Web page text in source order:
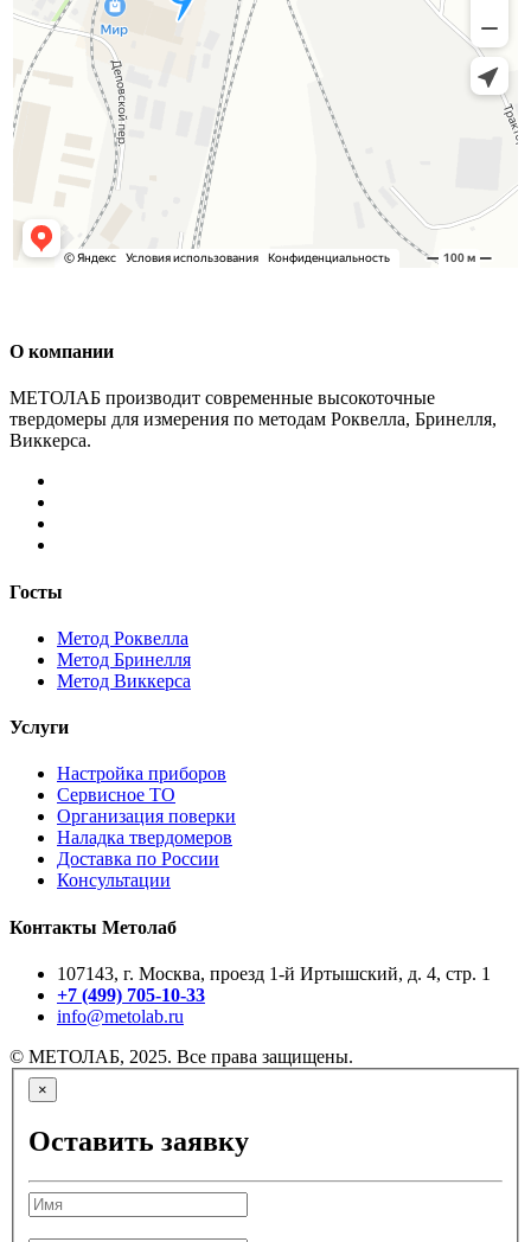
О компании
МЕТОЛАБ производит современные высокоточные
твердомеры для измерения по методам Роквелла, Бринелля,
Виккерса.
Госты
Метод Роквелла
Метод Бринелля
Метод Виккерса
Услуги
Настройка приборов
Сервисное ТО
Организация поверки
Наладка твердомеров
Доставка по России
Консультации
Контакты Метолаб
107143, г. Москва, проезд 1-й Иртышский, д. 4, стр. 1
+7 (499) 705-10-33
info@metolab.ru
© МЕТОЛАБ, 2025. Все права защищены.
×
Оставить заявку